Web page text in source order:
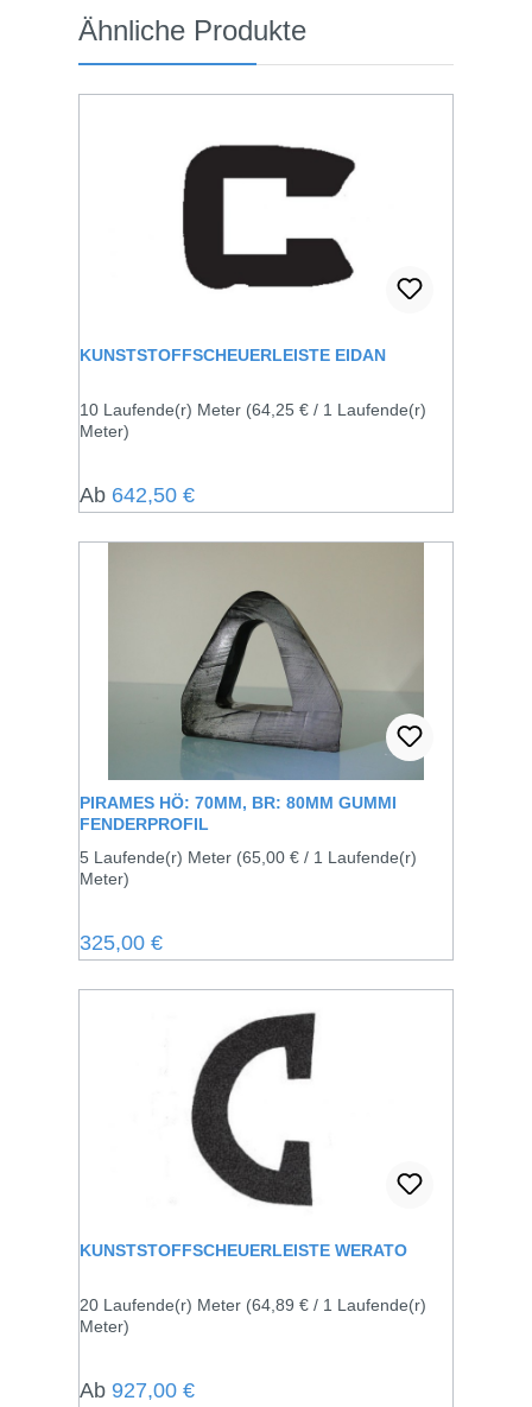
Produktgalerie überspringen
Ähnliche Produkte
KUNSTSTOFFSCHEUERLEISTE EIDAN
10 Laufende(r) Meter (64,25 € / 1 Laufende(r)
Meter)
Regulärer Preis:
Ab 642,50 €
PIRAMES HÖ: 70MM, BR: 80MM GUMMI
FENDERPROFIL
5 Laufende(r) Meter (65,00 € / 1 Laufende(r)
Meter)
Regulärer Preis:
325,00 €
KUNSTSTOFFSCHEUERLEISTE WERATO
20 Laufende(r) Meter (64,89 € / 1 Laufende(r)
Meter)
Regulärer Preis:
Ab 927,00 €